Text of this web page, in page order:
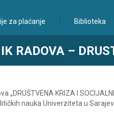
za plaćanje Biblioteka
RADOVA –
„DRUŠTVENA KRIZA I
nauka Univerziteta u